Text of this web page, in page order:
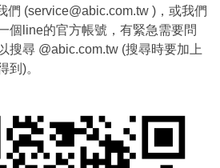
們 (service@abic.com.tw )，或我們
個line的官方帳號，有緊急需要問
搜尋 @abic.com.tw (搜尋時要加上
到)。